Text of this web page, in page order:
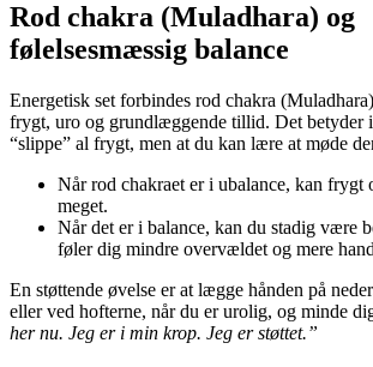
Rod chakra (Muladhara) og
følelsesmæssig balance
Energetisk set forbindes rod chakra
frygt, uro og grundlæggende tillid. Det betyder
“slippe” al frygt, men at du kan lære at møde
Når rod chakraet er i ubalance, kan
meget.
Når det er i balance, kan du stadig være
føler dig mindre overvældet og mere
En støttende øvelse er at lægge hånden på
eller ved hofterne, når du er urolig, og minde
her nu. Jeg er i min krop. Jeg er støttet.”